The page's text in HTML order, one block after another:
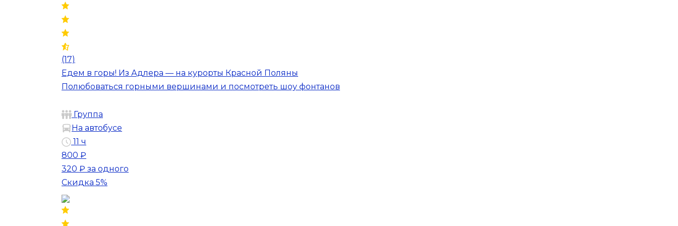
(17)
Едем в горы! Из Адлера — на курорты Красной Поляны
Полюбоваться горными вершинами и посмотреть шоу фонтанов
Группа
На автобусе
11 ч
800 ₽
320 ₽ за одного
Скидка 5%